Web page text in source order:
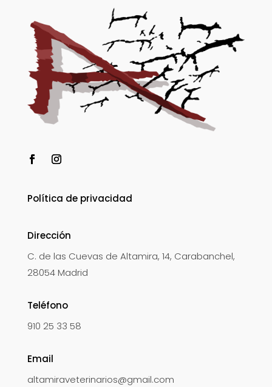
Política de privacidad
Dirección
C. de las Cuevas de Altamira, 14, Carabanchel,
28054 Madrid
Teléfono
910 25 33 58
Email
altamiraveterinarios@gmail.com